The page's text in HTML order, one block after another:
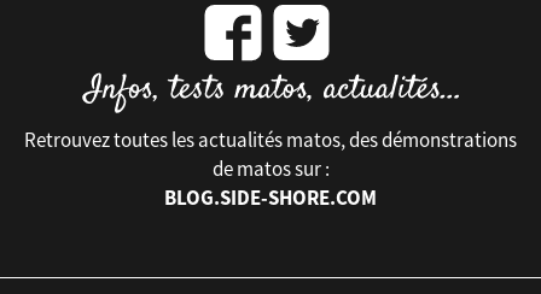
Retrouvez toutes les actualités matos, des démonstrations
de matos sur :
BLOG.SIDE-SHORE.COM